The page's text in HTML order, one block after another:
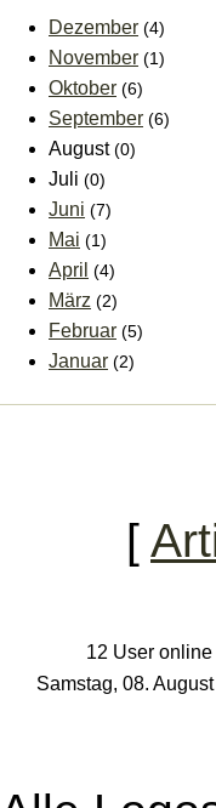
Dezember (4)
November (1)
Oktober (6)
September (6)
August (0)
Juli (0)
Juni (7)
Mai (1)
April (4)
März (2)
Februar (5)
Januar (2)
[
12 User online
Samstag, 08.